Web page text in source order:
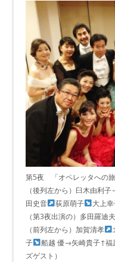
第5夜 「オペレッタへの
（後列左から）臼木由利
田史音
荻原萌子 大上
（第3夜出演の）多田羅迪
（前列左から）加賀清孝
子
船越 優→矢崎貴子↑福
ズゲスト）